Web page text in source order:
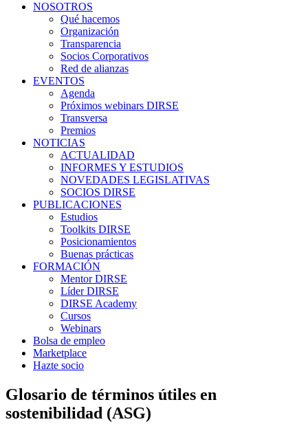
NOSOTROS
Qué hacemos
Organización
Transparencia
Socios Corporativos
Red de alianzas
EVENTOS
Agenda
Próximos webinars DIRSE
Transversa
Premios
NOTICIAS
ACTUALIDAD
INFORMES Y ESTUDIOS
NOVEDADES LEGISLATIVAS
SOCIOS DIRSE
PUBLICACIONES
Estudios
Toolkits DIRSE
Posicionamientos
Buenas prácticas
FORMACIÓN
Mentor DIRSE
Líder DIRSE
DIRSE Academy
Cursos
Webinars
Bolsa de empleo
Marketplace
Hazte socio
Glosario de términos útiles en
sostenibilidad (ASG)